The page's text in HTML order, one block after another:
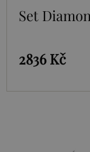
Set
2836 Kč